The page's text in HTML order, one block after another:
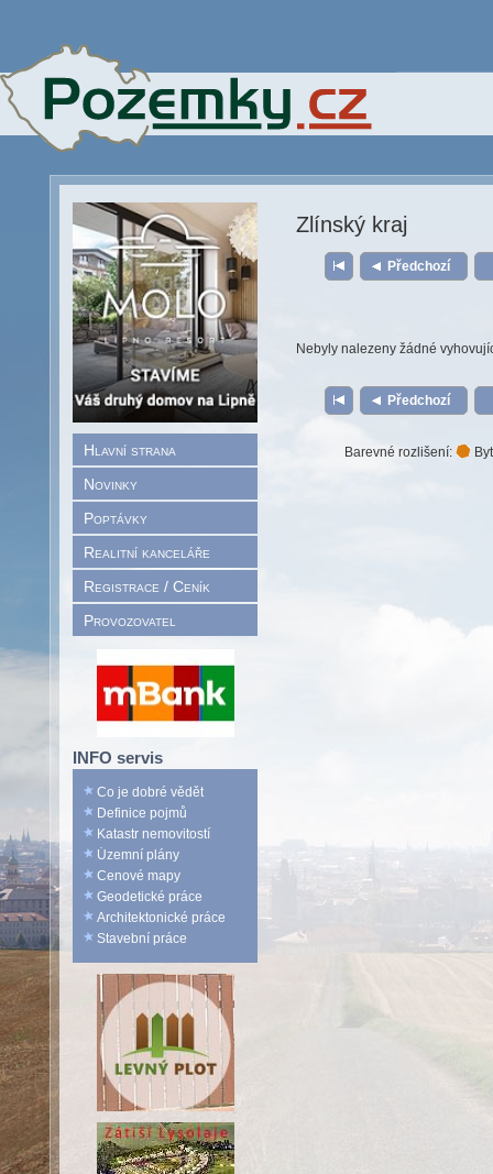
Hlavní strana
Novinky
Poptávky
Realitní kanceláře
Registrace / Ceník
Provozovatel
INFO servis
Co je dobré vědět
Definice pojmů
Katastr nemovitostí
Územní plány
Cenové mapy
Geodetické práce
Architektonické práce
Stavební práce
Zlínský kraj
Předchozí
Nebyly nalezeny žádné
Předchozí
Barevné rozlišení: